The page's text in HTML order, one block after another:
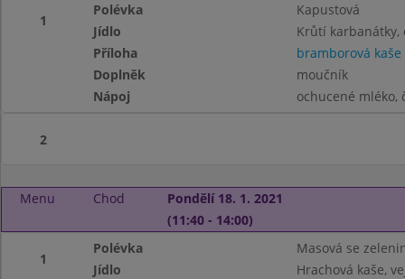
1
Polévka
Kapustová
Jídlo
Krůtí karbanátky,
Příloha
bramborová kaše
Doplněk
moučník
Nápoj
ochucené mléko,
2
Menu Chod
Pondělí 18. 1. 2021
(11:40 - 14:00)
1
Polévka
Masová se
Jídlo
Hrachová kaše,